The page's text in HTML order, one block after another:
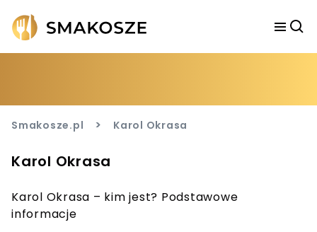
Smakosze.pl > Karol Okrasa
Karol Okrasa
Karol Okrasa – kim jest? Podstawowe
informacje